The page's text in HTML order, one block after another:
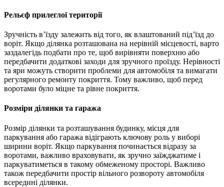
Рельєф прилеглої території
Зручність в’їзду залежить від того, як влаштований під’їзд до
воріт. Якщо ділянка розташована на нерівній місцевості, варто
заздалегідь подбати про те, щоб вирівняти поверхню або
передбачити додаткові заходи для зручного проїзду. Нерівності
та яри можуть створити проблеми для автомобіля та вимагати
регулярного ремонту покриття. Тому важливо, щоб перед
воротами було міцне та рівне покриття.
Розміри ділянки та гаража
Розмір ділянки та розташування будинку, місця для
паркування або гаража відіграють ключову роль у виборі
ширини воріт. Якщо паркування починається відразу за
воротами, важливо враховувати, як зручно заїжджатиме і
паркуватиметься в такому обмеженому просторі. Важливо
також передбачити простір вільного розвороту автомобіля
всередині ділянки.